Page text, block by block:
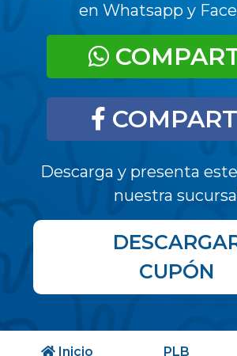
en Whatsapp y
Descarga y presenta
nuestra
CUPÓN
Inicio PLB